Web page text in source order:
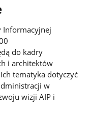
Informacyjnej
do kadry
i architektów
tematyka dotyczyć
w
wizji AIP i